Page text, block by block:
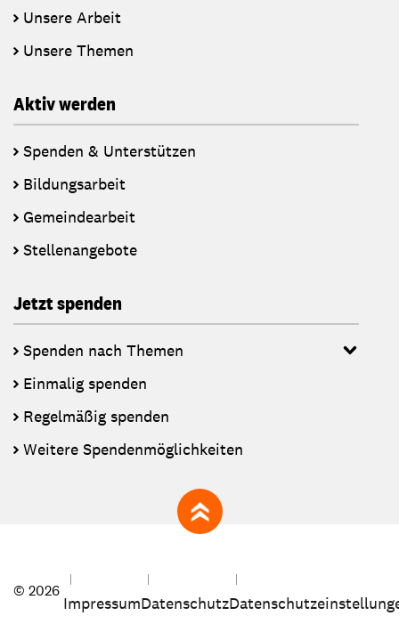
Unsere Arbeit
Unsere Themen
Aktiv werden
Spenden & Unterstützen
Bildungsarbeit
Gemeindearbeit
Stellenangebote
Jetzt spenden
Spenden nach Themen
Einmalig spenden
Regelmäßig spenden
Weitere Spendenmöglichkeiten
zum Seitenanfang
© 2026
ImpressumDatenschutz